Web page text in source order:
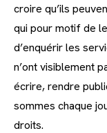
croire qu’ils
qui pour motif de
d’enquérir les
n’ont visiblement
écrire, rendre
sommes chaque
droits.